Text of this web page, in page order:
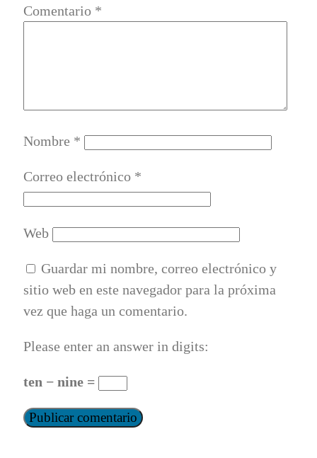
Comentario *
Nombre *
Correo electrónico *
Web
Guardar mi nombre, correo electrónico y
sitio web en este navegador para la próxima
vez que haga un comentario.
Please enter an answer in digits:
ten − nine =